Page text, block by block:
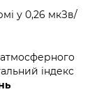
у 0,26 мкЗв/
атмосферного
індекс